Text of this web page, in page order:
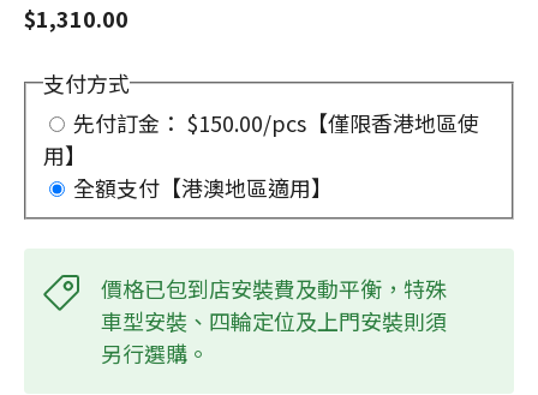
$1,310.00
支付方式
先付訂金： $150.00/pcs【僅限香港地區使
用】
全額支付【港澳地區適用】
價格已包到店安裝費及動平衡，特殊
車型安裝、四輪定位及上門安裝則須
另行選購。